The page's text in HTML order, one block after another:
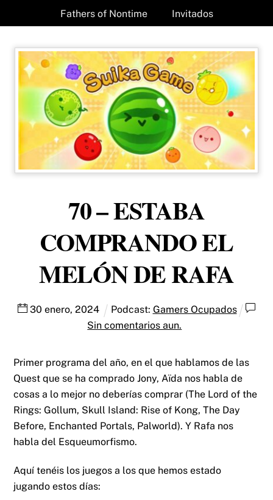
Fathers of Nontime Invitados
70 – ESTABA
COMPRANDO EL
MELÓN DE RAFA
30 enero, 2024 Podcast: Gamers Ocupados
Sin comentarios aun.
Primer programa del año, en el que hablamos de las
Quest que se ha comprado Jony, Aïda nos habla de
cosas a lo mejor no deberías comprar (The Lord of the
Rings: Gollum, Skull Island: Rise of Kong, The Day
Before, Enchanted Portals, Palworld). Y Rafa nos
habla del Esqueumorfismo.
Aquí tenéis los juegos a los que hemos estado
jugando estos días: